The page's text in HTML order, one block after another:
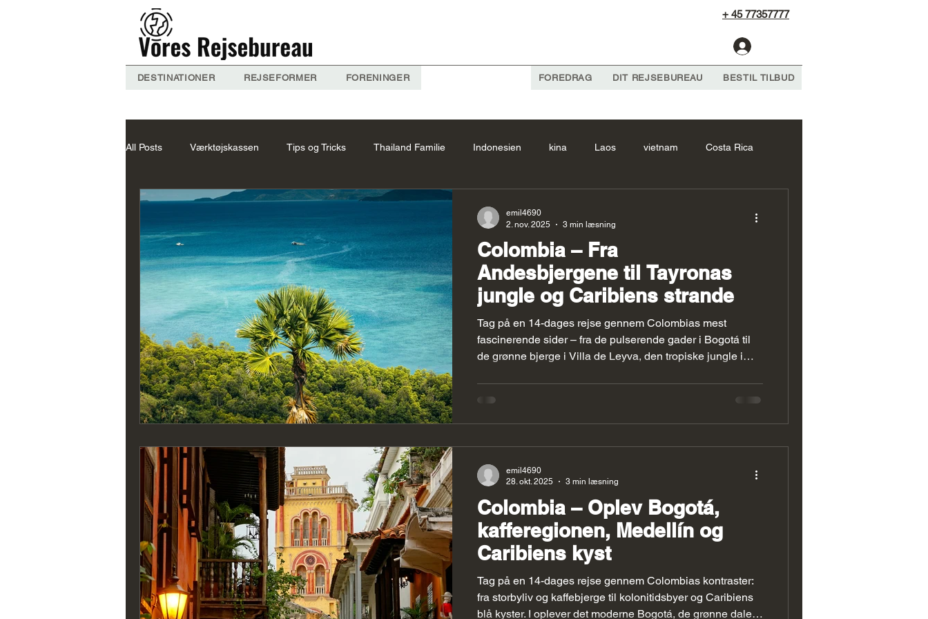
+ 45 77357777
DESTINATIONER REJSEFORMER FORENINGER FOREDRAG DIT REJSEBUREAU BESTIL TILBUD
All Posts Værktøjskassen Tips og Tricks Thailand Familie Indonesien kina Laos vietnam Costa Rica
Nepal Om VB Thailand Forslag Vietnam Forslag
Maldiverne Indien Forslag Cambodia Costa Rica Forslag Bhutan Forslag Laos forslag
Indonesien Forslag Mongoliet Forslag Peru Forslag
Chile Forslag
Colombia – Fra
Andesbjergene til Tayronas
jungle og Caribiens strande
Tag på en 14-dages rejse gennem Colombias mest
fascinerende sider – fra de pulserende gader i Bogotá til
de grønne bjerge i Villa de Leyva, den tropiske jungle i
som et uopdaget eventyr. En rejse for både familier og
rejsende, der vil mærke den ægte colombianske sjæl – i
emil4690
2. nov. 2025
3 min læsning
Colombia – Oplev Bogotá,
kafferegionen, Medellín og
Caribiens kyst
Tag på en 14-dages rejse gennem Colombias kontraster:
fra storbyliv og kaffebjerge til kolonitidsbyer og Caribiens
blå kyster. I oplever det moderne Bogotá, de grønne dale
emil4690
28. okt. 2025
3 min læsning